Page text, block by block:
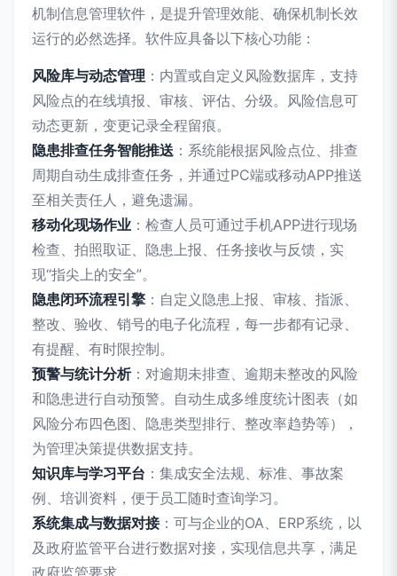
机制信息管理软件，是提升管理效能、确保机制长效
运行的必然选择。软件应具备以下核心功能：
风险库与动态管理 ：内置或自定义风险数据库，支持
风险点的在线填报、审核、评估、分级。风险信息可
动态更新，变更记录全程留痕。
隐患排查任务智能推送 ：系统能根据风险点位、排查
周期自动生成排查任务，并通过PC端或移动APP推送
至相关责任人，避免遗漏。
移动化现场作业 ：检查人员可通过手机APP进行现场
检查、拍照取证、隐患上报、任务接收与反馈，实
现“指尖上的安全”。
隐患闭环流程引擎 ：自定义隐患上报、审核、指派、
整改、验收、销号的电子化流程，每一步都有记录、
有提醒、有时限控制。
预警与统计分析：对逾期未排查、逾期未整改的风险
和隐患进行自动预警。自动生成多维度统计图表（如
风险分布四色图、隐患类型排行、整改率趋势等），
为管理决策提供数据支持。
知识库与学习平台 ：集成安全法规、标准、事故案
例、培训资料，便于员工随时查询学习。
系统集成与数据对接：可与企业的OA、ERP系统，以
及政府监管平台进行数据对接，实现信息共享，满足